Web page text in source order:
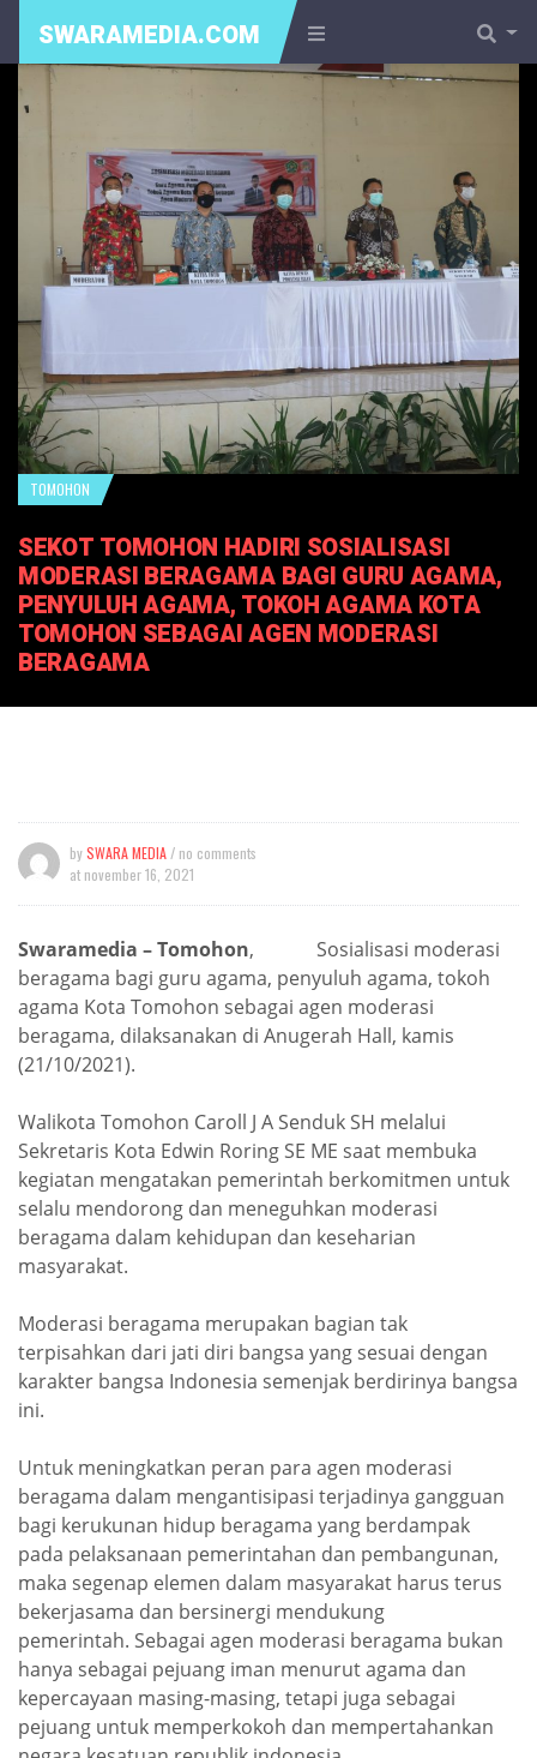
SWARAMEDIA.COM
TOMOHON
SEKOT TOMOHON HADIRI SOSIALISASI
MODERASI BERAGAMA BAGI GURU AGAMA,
PENYULUH AGAMA, TOKOH AGAMA KOTA
TOMOHON SEBAGAI AGEN MODERASI
BERAGAMA
bySWARA MEDIA / no comments
at november 16, 2021
Swaramedia – Tomohon, Sosialisasi moderasi
beragama bagi guru agama, penyuluh agama, tokoh
agama Kota Tomohon sebagai agen moderasi
beragama, dilaksanakan di Anugerah Hall, kamis
(21/10/2021).
Walikota Tomohon Caroll J A Senduk SH melalui
Sekretaris Kota Edwin Roring SE ME saat membuka
kegiatan mengatakan pemerintah berkomitmen untuk
selalu mendorong dan meneguhkan moderasi
beragama dalam kehidupan dan keseharian
masyarakat.
Moderasi beragama merupakan bagian tak
terpisahkan dari jati diri bangsa yang sesuai dengan
karakter bangsa Indonesia semenjak berdirinya bangsa
ini.
Untuk meningkatkan peran para agen moderasi
beragama dalam mengantisipasi terjadinya gangguan
bagi kerukunan hidup beragama yang berdampak
pada pelaksanaan pemerintahan dan pembangunan,
maka segenap elemen dalam masyarakat harus terus
bekerjasama dan bersinergi mendukung
pemerintah. Sebagai agen moderasi beragama bukan
hanya sebagai pejuang iman menurut agama dan
kepercayaan masing-masing, tetapi juga sebagai
pejuang untuk memperkokoh dan mempertahankan